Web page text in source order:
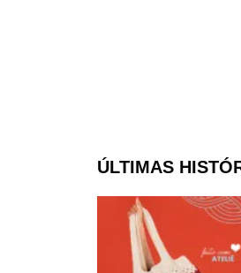
ÚLTIMAS